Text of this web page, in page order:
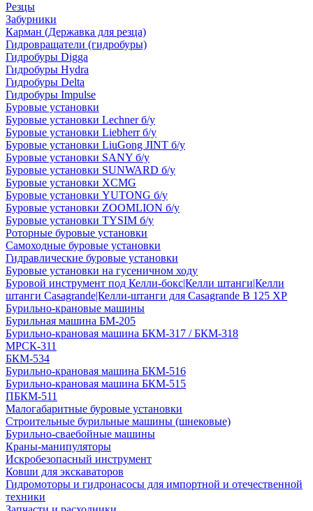
Резцы
Забурники
Карман (Державка для резца)
Гидровращатели (гидробуры)
Гидробуры Digga
Гидробуры Hydra
Гидробуры Delta
Гидробуры Impulse
Буровые установки
Буровые установки Lechner б/у
Буровые установки Liebherr б/у
Буровые установки LiuGong JINT б/у
Буровые установки SANY б/у
Буровые установки SUNWARD б/у
Буровые установки XCMG
Буровые установки YUTONG б/у
Буровые установки ZOOMLION б/у
Буровые установки TYSIM б/у
Роторные буровые установки
Самоходные буровые установки
Гидравлические буровые установки
Буровые установки на гусеничном ходу
Буровой инструмент под Келли-бокс|Келли штанги|Келли
штанги Casagrande|Келли-штанги для Casagrande B 125 XP
Бурильно-крановые машины
Бурильная машина БМ-205
Бурильно-крановая машина БКМ-317 / БКМ-318
МРСК-311
БКМ-534
Бурильно-крановая машина БКМ-516
Бурильно-крановая машина БКМ-515
ПБКМ-511
Малогабаритные буровые установки
Строительные бурильные машины (шнековые)
Бурильно-сваебойные машины
Краны-манипуляторы
Искробезопасный инструмент
Ковши для экскаваторов
Гидромоторы и гидронасосы для импортной и отечественной
техники